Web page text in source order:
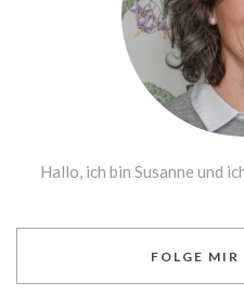
Hallo, ich bin Susanne und
FOLGE